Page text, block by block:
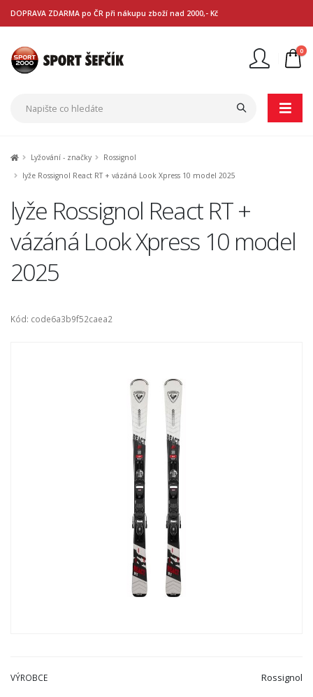
DOPRAVA ZDARMA po ČR při nákupu zboží nad 2000,- Kč
0
Lyžování - značky
Rossignol
lyže Rossignol React RT + vázáná Look Xpress 10 model 2025
lyže Rossignol React RT +
vázáná Look Xpress 10 model
2025
Kód: code6a3b9f52caea2
VÝROBCE Rossignol